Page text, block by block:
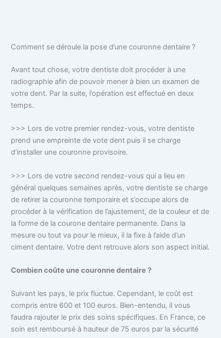
Comment se déroule la pose d’une couronne dentaire ?
Avant tout chose, votre dentiste doit procéder à une
radiographie afin de pouvoir mener à bien un examen de
votre dent. Par la suite, l’opération est effectué en deux
temps.
>>> Lors de votre premier rendez-vous, votre dentiste
prend une empreinte de vote dent puis il se charge
d’installer une couronne provisoire.
>>> Lors de votre second rendez-vous qui a lieu en
général quelques semaines après, votre dentiste se charge
de retirer la couronne temporaire et s’occupe alors de
procéder à la vérification de l’ajustement, de la couleur et de
la forme de la courone dentaire permanente. Dans la
mesure ou tout va pour le mieux, il la fixe à l’aide d’un
ciment dentaire. Votre dent retrouve alors son aspect initial.
Combien coûte une couronne dentaire ?
Suivant les pays, le prix fluctue. Cependant, le coût est
compris entre 600 et 100 euros. Bien-entendu, il vous
faudra rajouter le prix des soins spécifiques. En France, ce
soin est remboursé à hauteur de 75 euros par la sécurité